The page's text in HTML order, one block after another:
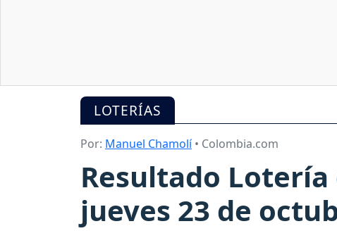
LOTERÍAS
Por: Manuel Chamolí• Colombia.com
Resultado
jueves 23 de